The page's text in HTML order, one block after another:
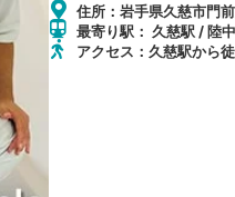
住所：岩手県久慈市門
最寄り駅： 久慈駅 / 陸
アクセス：久慈駅から